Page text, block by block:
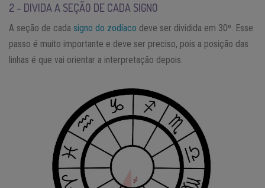
2 – DIVIDA A SEÇÃO DE CADA SIGNO
A seção de cada signo do zodíaco deve ser dividida em 30º. Esse
passo é muito importante e deve ser preciso, pois a posição das
linhas é que vai orientar a interpretação depois.